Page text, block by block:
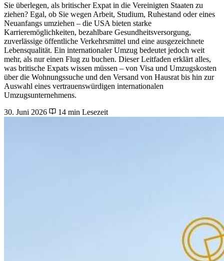
Sie überlegen, als britischer Expat in die Vereinigten Staaten zu
ziehen? Egal, ob Sie wegen Arbeit, Studium, Ruhestand oder eines
Neuanfangs umziehen – die USA bieten starke
Karrieremöglichkeiten, bezahlbare Gesundheitsversorgung,
zuverlässige öffentliche Verkehrsmittel und eine ausgezeichnete
Lebensqualität. Ein internationaler Umzug bedeutet jedoch weit
mehr, als nur einen Flug zu buchen. Dieser Leitfaden erklärt alles,
was britische Expats wissen müssen – von Visa und Umzugskosten
über die Wohnungssuche und den Versand von Hausrat bis hin zur
Auswahl eines vertrauenswürdigen internationalen
Umzugsunternehmens.
30. Juni 2026
14 min Lesezeit